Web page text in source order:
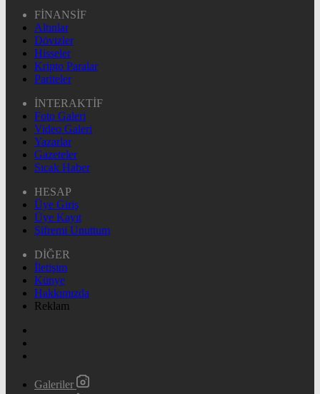
FİNANSİF
Altınlar
Dövizler
Hisseler
Kripto Paralar
Pariteler
İNTERAKTİF
Foto Galeri
Video Galeri
Yazarlar
Gazeteler
Sıcak Haber
HESAP
Üye Giriş
Üye Kayıt
Şifremi Unuttum
DİĞER
İletişim
Künye
Hakkımızda
Reklam
Galeriler